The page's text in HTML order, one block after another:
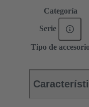
Categoría
Serie
Tipo de